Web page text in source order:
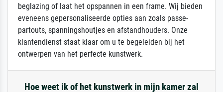
beglazing of laat het opspannen in een frame. Wij bieden
eveneens gepersonaliseerde opties aan zoals passe-
partouts, spanningshoutjes en afstandhouders. Onze
klantendienst staat klaar om u te begeleiden bij het
ontwerpen van het perfecte kunstwerk.
Hoe weet ik of het kunstwerk in mijn kamer zal